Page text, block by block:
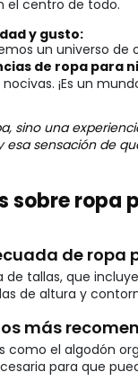
el centro de todo.
y gusto:
un universo de
de ropa para
¡Es un
sino una
esa sensación de
sobre ropa
de ropa
de tallas, que
de altura y
más
el algodón
para que